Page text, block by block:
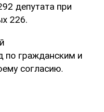
депутата при
226.
по гражданским и
согласию.